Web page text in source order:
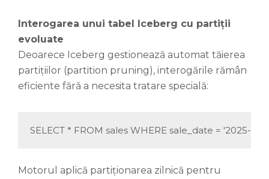
Interogarea unui tabel Iceberg cu partiții
evoluate
Deoarece Iceberg gestionează automat tăierea
partițiilor (partition pruning), interogările rămân
eficiente fără a necesita tratare specială:
SELECT * FROM sales WHERE sale_date = '2025-03-
Motorul aplică partiționarea zilnică pentru